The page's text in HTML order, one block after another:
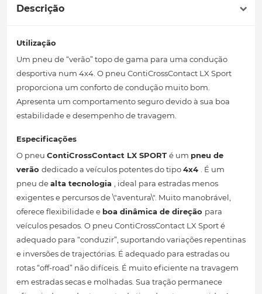
Descrição
Utilização
Um pneu de “verão” topo de gama para uma condução
desportiva num 4x4. O pneu ContiCrossContact LX Sport
proporciona um conforto de condução muito bom.
Apresenta um comportamento seguro devido à sua boa
estabilidade e desempenho de travagem.
Especificações
O pneu ContiCrossContact LX SPORT é um pneu de
verão dedicado a veículos potentes do tipo4x4 . É um
pneu dealta tecnologia , ideal para estradas menos
exigentes e percursos de \"aventura\". Muito manobrável,
oferece flexibilidade e boa dinâmica de direção para
veículos pesados. O pneu ContiCrossContact LX Sport é
adequado para “conduzir”, suportando variações repentinas
e inversões de trajectórias. É adequado para estradas ou
rotas “off-road” não difíceis. É muito eficiente na travagem
em estradas secas e molhadas. Sua tração permanece